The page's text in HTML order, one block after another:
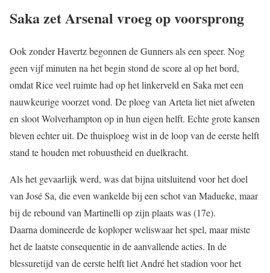
Saka zet Arsenal vroeg op voorsprong
Ook zonder Havertz begonnen de Gunners als een speer. Nog
geen vijf minuten na het begin stond de score al op het bord,
omdat Rice veel ruimte had op het linkerveld en Saka met een
nauwkeurige voorzet vond. De ploeg van Arteta liet niet afweten
en sloot Wolverhampton op in hun eigen helft. Echte grote kansen
bleven echter uit. De thuisploeg wist in de loop van de eerste helft
stand te houden met robuustheid en duelkracht.
Als het gevaarlijk werd, was dat bijna uitsluitend voor het doel
van José Sa, die even wankelde bij een schot van Madueke, maar
bij de rebound van Martinelli op zijn plaats was (17e).
Daarna domineerde de koploper weliswaar het spel, maar miste
het de laatste consequentie in de aanvallende acties. In de
blessuretijd van de eerste helft liet André het stadion voor het